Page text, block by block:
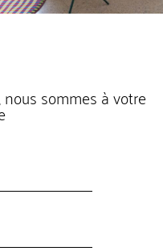
sommes à votre